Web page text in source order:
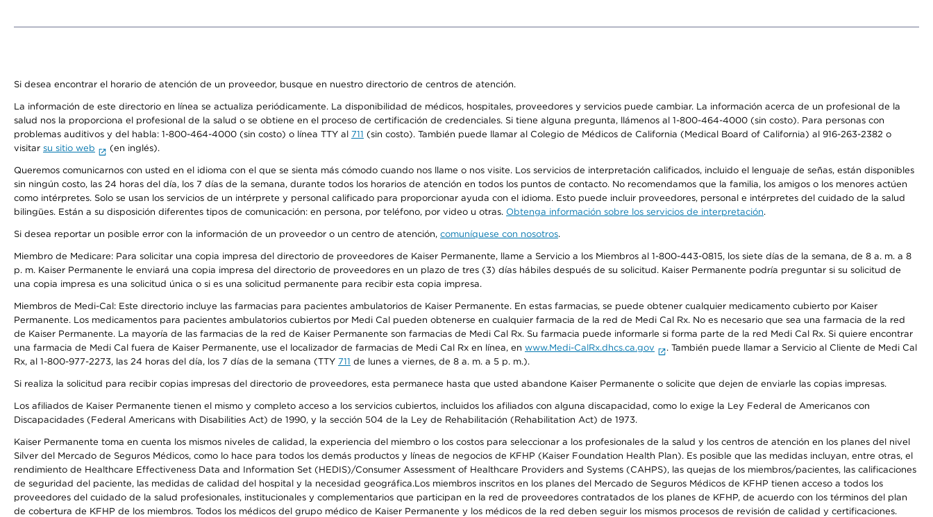
Si desea encontrar el horario de atención de un proveedor, busque en nuestro directorio de centros de atención.
La información de este directorio en línea se actualiza periódicamente. La disponibilidad de médicos, hospitales, proveedores y servicios puede cambiar. La información acerca de un profesional de la
salud nos la proporciona el profesional de la salud o se obtiene en el proceso de certificación de credenciales. Si tiene alguna pregunta, llámenos al 1-800-464-4000 (sin costo). Para personas con
problemas auditivos y del habla: 1-800-464-4000 (sin costo) o línea TTY al 711 (sin costo). También puede llamar al Colegio de Médicos de California (Medical Board of California) al 916-263-2382 o
visitar su sitio web (en inglés).
Queremos comunicarnos con usted en el idioma con el que se sienta más cómodo cuando nos llame o nos visite. Los servicios de interpretación calificados, incluido el lenguaje de señas, están disponibles
sin ningún costo, las 24 horas del día, los 7 días de la semana, durante todos los horarios de atención en todos los puntos de contacto. No recomendamos que la familia, los amigos o los menores actúen
como intérpretes. Solo se usan los servicios de un intérprete y personal calificado para proporcionar ayuda con el idioma. Esto puede incluir proveedores, personal e intérpretes del cuidado de la salud
bilingües. Están a su disposición diferentes tipos de comunicación: en persona, por teléfono, por video u otras. Obtenga información sobre los servicios de interpretación.
Si desea reportar un posible error con la información de un proveedor o un centro de atención, comuníquese con nosotros.
Miembro de Medicare: Para solicitar una copia impresa del directorio de proveedores de Kaiser Permanente, llame a Servicio a los Miembros al 1-800-443-0815, los siete días de la semana, de 8 a. m. a 8
p. m. Kaiser Permanente le enviará una copia impresa del directorio de proveedores en un plazo de tres (3) días hábiles después de su solicitud. Kaiser Permanente podría preguntar si su solicitud de
una copia impresa es una solicitud única o si es una solicitud permanente para recibir esta copia impresa.
Miembros de Medi-Cal: Este directorio incluye las farmacias para pacientes ambulatorios de Kaiser Permanente. En estas farmacias, se puede obtener cualquier medicamento cubierto por Kaiser
Permanente. Los medicamentos para pacientes ambulatorios cubiertos por Medi Cal pueden obtenerse en cualquier farmacia de la red de Medi Cal Rx. No es necesario que sea una farmacia de la red
de Kaiser Permanente. La mayoría de las farmacias de la red de Kaiser Permanente son farmacias de Medi Cal Rx. Su farmacia puede informarle si forma parte de la red Medi Cal Rx. Si quiere encontrar
una farmacia de Medi Cal fuera de Kaiser Permanente, use el localizador de farmacias de Medi Cal Rx en línea, en www.Medi-CalRx.dhcs.ca.gov
. También puede llamar a Servicio al Cliente de Medi Cal
Rx, al 1-800-977-2273, las 24 horas del día, los 7 días de la semana (TTY 711 de lunes a viernes, de 8 a. m. a 5 p. m.).
Si realiza la solicitud para recibir copias impresas del directorio de proveedores, esta permanece hasta que usted abandone Kaiser Permanente o solicite que dejen de enviarle las copias impresas.
Los afiliados de Kaiser Permanente tienen el mismo y completo acceso a los servicios cubiertos, incluidos los afiliados con alguna discapacidad, como lo exige la Ley Federal de Americanos con
Discapacidades (Federal Americans with Disabilities Act) de 1990, y la sección 504 de la Ley de Rehabilitación (Rehabilitation Act) de 1973.
Kaiser Permanente toma en cuenta los mismos niveles de calidad, la experiencia del miembro o los costos para seleccionar a los profesionales de la salud y los centros de atención en los planes del nivel
Silver del Mercado de Seguros Médicos, como lo hace para todos los demás productos y líneas de negocios de KFHP (Kaiser Foundation Health Plan). Es posible que las medidas incluyan, entre otras, el
rendimiento de Healthcare Effectiveness Data and Information Set (HEDIS)/Consumer Assessment of Healthcare Providers and Systems (CAHPS), las quejas de los miembros/pacientes, las calificaciones
de seguridad del paciente, las medidas de calidad del hospital y la necesidad geográfica.Los miembros inscritos en los planes del Mercado de Seguros Médicos de KFHP tienen acceso a todos los
proveedores del cuidado de la salud profesionales, institucionales y complementarios que participan en la red de proveedores contratados de los planes de KFHP, de acuerdo con los términos del plan
de cobertura de KFHP de los miembros. Todos los médicos del grupo médico de Kaiser Permanente y los médicos de la red deben seguir los mismos procesos de revisión de calidad y certificaciones.